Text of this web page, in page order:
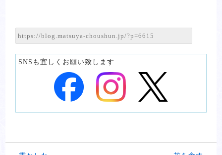
SNSも宜しくお願い致します